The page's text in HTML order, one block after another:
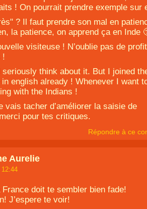
! On pourrait prendre exemple
? Il faut prendre son mal en
la patience, on apprend ça en Inde
visiteuse ! N’oublie pas de
!
seriously think about it. But I joined
english already ! Whenever I want
with the Indians !
vais tacher d’améliorer la saisie de
pour tes critiques.
Répondre à ce
Aurelie
France doit te sembler bien fade!
J’espere te voir!